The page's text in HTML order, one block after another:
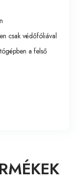
csak védőfóliával
a felső